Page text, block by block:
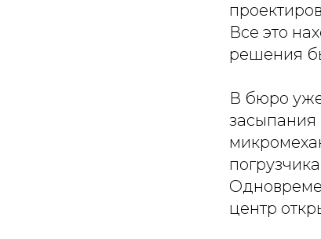
Все это
решения
В бюро
засыпания
центр